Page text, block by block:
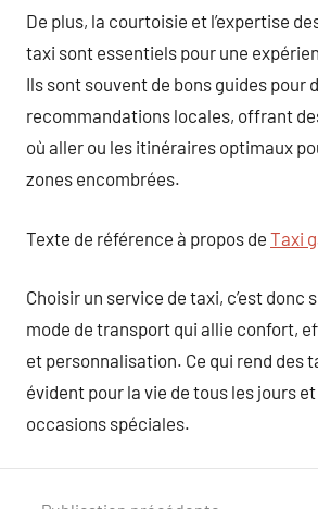
De plus, la courtoisie et l’expertise
taxi sont essentiels pour une
Ils sont souvent de bons guides pour
recommandations locales, offrant
où aller ou les itinéraires optimaux
zones encombrées.
Texte de référence à propos de Taxi
Choisir un service de taxi, c’est donc
mode de transport qui allie confort,
et personnalisation. Ce qui rend des
évident pour la vie de tous les jours
occasions spéciales.